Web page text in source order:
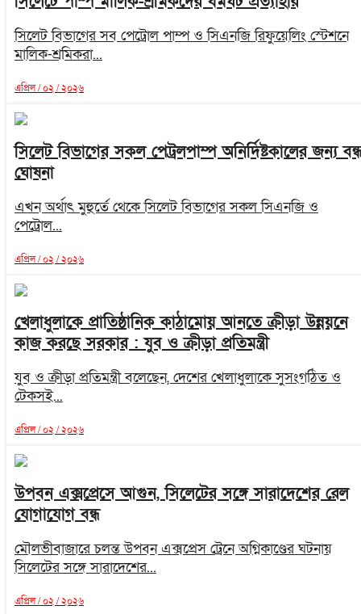
সিলেট বিভাগের সব পেট্রোল পাম্প ও সিএনজি রিফুয়েলিং স্টেশনে
মালিক-শ্রমিকরা...
এপ্রিল / ০২ / ২০২৬
সিলেট বিভাগের সকল পেট্রলপাম্প অনির্দিষ্টকালের জন্য
ঘোষনা
এখন অর্থাৎ মুহুর্তে থেকে সিলেট বিভাগের সকল সিএনজি ও
পেট্রোল...
এপ্রিল / ০২ / ২০২৬
খেলাধুলাকে প্রাতিষ্ঠানিক কাঠামোয় আনতে ক্রীড়া উন্নয়নে
কাজ করছে সরকার : যুব ও ক্রীড়া প্রতিমন্ত্রী
যুব ও ক্রীড়া প্রতিমন্ত্রী বলেছেন, দেশের খেলাধুলাকে সুসংগঠিত ও
টেকসই...
এপ্রিল / ০২ / ২০২৬
উপবন এক্সপ্রেসে আগুন, সিলেটের সঙ্গে সারাদেশের রেল
যোগাযোগ বন্ধ
মৌলভীবাজারে চলন্ত উপবন এক্সপ্রেস ট্রেনে অগ্নিকাণ্ডের ঘটনায়
সিলেটের সঙ্গে সারাদেশের...
এপ্রিল / ০২ / ২০২৬